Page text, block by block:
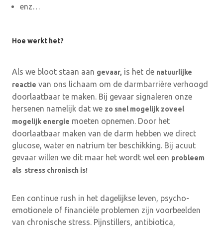
enz…
Hoe werkt het?
Als we bloot staan aan gevaar, is het de natuurlijke
reactie van ons lichaam om de darmbarrière verhoogd
doorlaatbaar te maken. Bij gevaar signaleren onze
hersenen namelijk dat we zo snel mogelijk zoveel
mogelijk energie moeten opnemen. Door het
doorlaatbaar maken van de darm hebben we direct
glucose, water en natrium ter beschikking. Bij acuut
gevaar willen we dit maar het wordt wel een probleem
als stress chronisch is!
Een continue rush in het dagelijkse leven, psycho-
emotionele of financiële problemen zijn voorbeelden
van chronische stress. Pijnstillers, antibiotica,